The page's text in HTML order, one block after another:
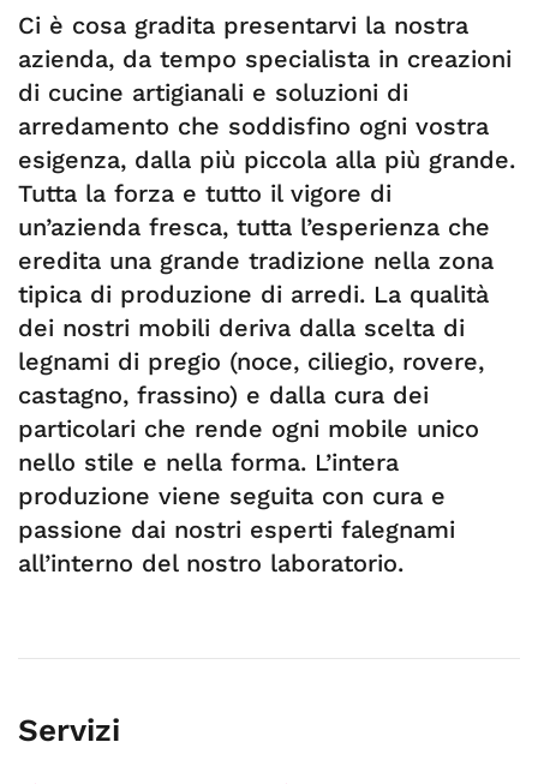
Ci è cosa gradita presentarvi la nostra
azienda, da tempo specialista in creazioni
di cucine artigianali e soluzioni di
arredamento che soddisfino ogni vostra
esigenza, dalla più piccola alla più grande.
Tutta la forza e tutto il vigore di
un’azienda fresca, tutta l’esperienza che
eredita una grande tradizione nella zona
tipica di produzione di arredi. La qualità
dei nostri mobili deriva dalla scelta di
legnami di pregio (noce, ciliegio, rovere,
castagno, frassino) e dalla cura dei
particolari che rende ogni mobile unico
nello stile e nella forma. L’intera
produzione viene seguita con cura e
passione dai nostri esperti falegnami
all’interno del nostro laboratorio.
Servizi